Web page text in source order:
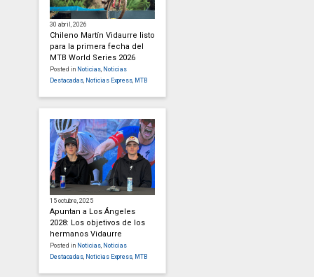
30 abril, 2026
Chileno Martín Vidaurre listo
para la primera fecha del
MTB World Series 2026
Posted in Noticias, Noticias
Destacadas, Noticias Express, MTB
15 octubre, 2025
Apuntan a Los Ángeles
2028: Los objetivos de los
hermanos Vidaurre
Posted in Noticias, Noticias
Destacadas, Noticias Express, MTB